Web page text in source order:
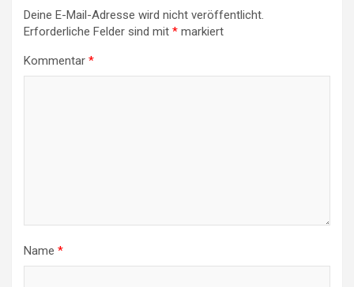
Deine E-Mail-Adresse wird nicht veröffentlicht.
Erforderliche Felder sind mit * markiert
Kommentar *
Name *